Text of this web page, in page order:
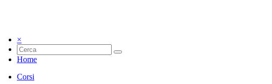
×
Home
Corsi